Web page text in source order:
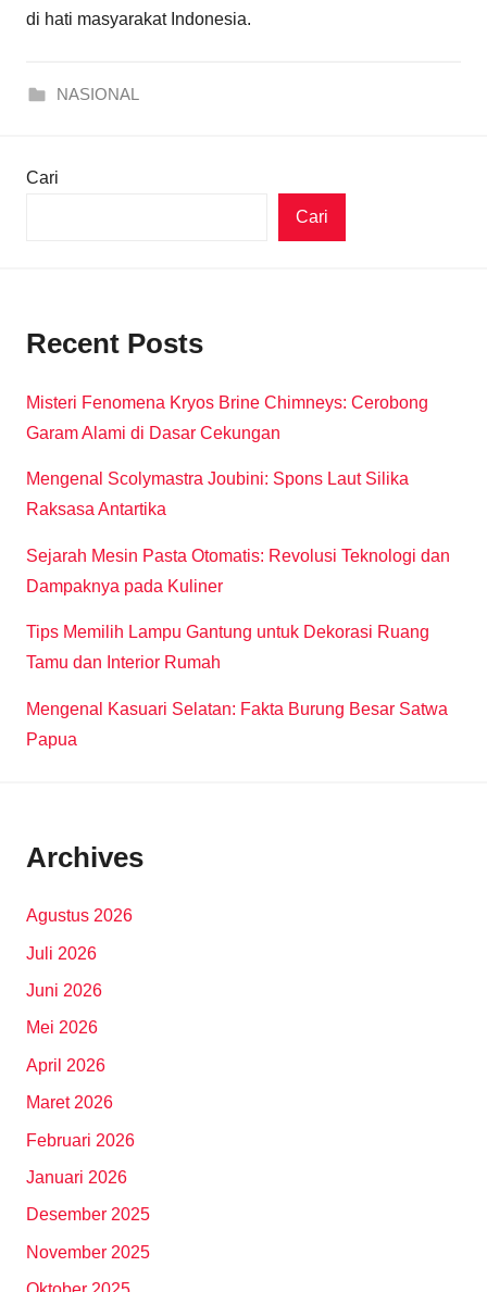
di hati masyarakat Indonesia.
NASIONAL
Cari
Cari
Recent Posts
Misteri Fenomena Kryos Brine Chimneys: Cerobong
Garam Alami di Dasar Cekungan
Mengenal Scolymastra Joubini: Spons Laut Silika
Raksasa Antartika
Sejarah Mesin Pasta Otomatis: Revolusi Teknologi dan
Dampaknya pada Kuliner
Tips Memilih Lampu Gantung untuk Dekorasi Ruang
Tamu dan Interior Rumah
Mengenal Kasuari Selatan: Fakta Burung Besar Satwa
Papua
Archives
Agustus 2026
Juli 2026
Juni 2026
Mei 2026
April 2026
Maret 2026
Februari 2026
Januari 2026
Desember 2025
November 2025